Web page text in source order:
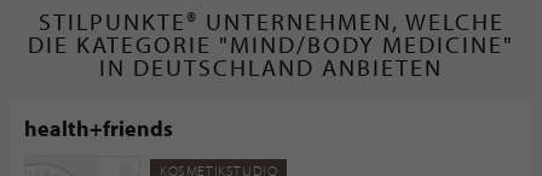
STILPUNKTE® UNTERNEHMEN, WELCHE
DIE KATEGORIE "MIND/BODY MEDICINE"
IN DEUTSCHLAND ANBIETEN
health+friends
KOSMETIKSTUDIO